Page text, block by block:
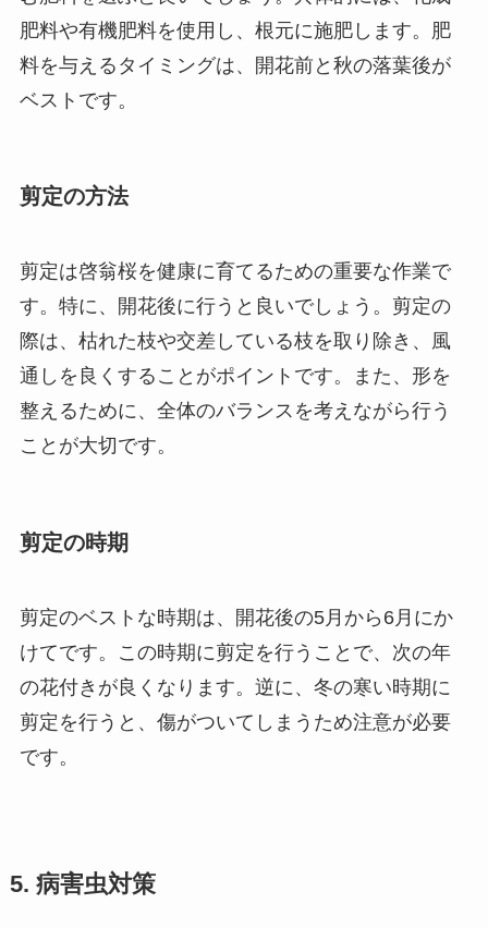
肥料や有機肥料を使用し、根元に施肥します。肥
料を与えるタイミングは、開花前と秋の落葉後が
ベストです。
剪定の方法
剪定は啓翁桜を健康に育てるための重要な作業で
す。特に、開花後に行うと良いでしょう。剪定の
際は、枯れた枝や交差している枝を取り除き、風
通しを良くすることがポイントです。また、形を
整えるために、全体のバランスを考えながら行う
ことが大切です。
剪定の時期
剪定のベストな時期は、開花後の5月から6月にか
けてです。この時期に剪定を行うことで、次の年
の花付きが良くなります。逆に、冬の寒い時期に
剪定を行うと、傷がついてしまうため注意が必要
です。
5. 病害虫対策